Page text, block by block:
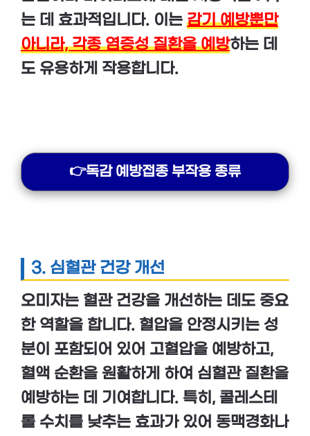
는 데 효과적입니다. 이는 감기 예방뿐만
아니라, 각종 염증성 질환을 예방하는 데
도 유용하게 작용합니다.
👉독감 예방접종 부작용 종류
3. 심혈관 건강 개선
오미자는 혈관 건강을 개선하는 데도 중요
한 역할을 합니다. 혈압을 안정시키는 성
분이 포함되어 있어 고혈압을 예방하고,
혈액 순환을 원활하게 하여 심혈관 질환을
예방하는 데 기여합니다. 특히, 콜레스테
롤 수치를 낮추는 효과가 있어 동맥경화나